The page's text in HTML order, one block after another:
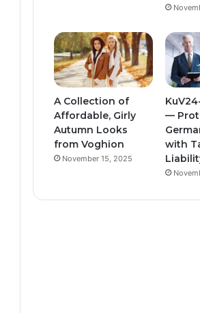
A Collection of
Affordable, Girly
Autumn Looks
from Voghion
November 15, 2025
—
with